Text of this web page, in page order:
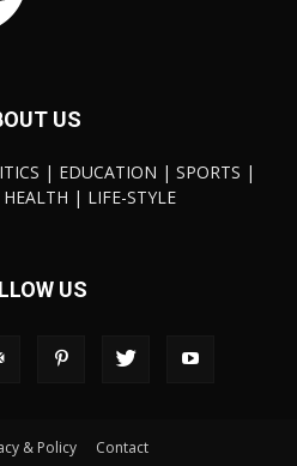
US
| EDUCATION | SPORTS |
| LIFE-STYLE
US
& Policy Contact